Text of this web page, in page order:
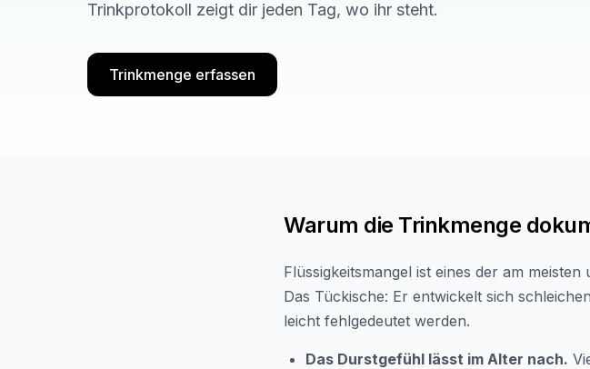
Trinkprotokoll zeigt dir jeden Tag, wo ihr steht.
Trinkmenge erfassen
Warum die Trinkmenge
Flüssigkeitsmangel ist eines der am
Das Tückische: Er entwickelt sich
leicht fehlgedeutet werden.
Das Durstgefühl lässt im Alter nach.